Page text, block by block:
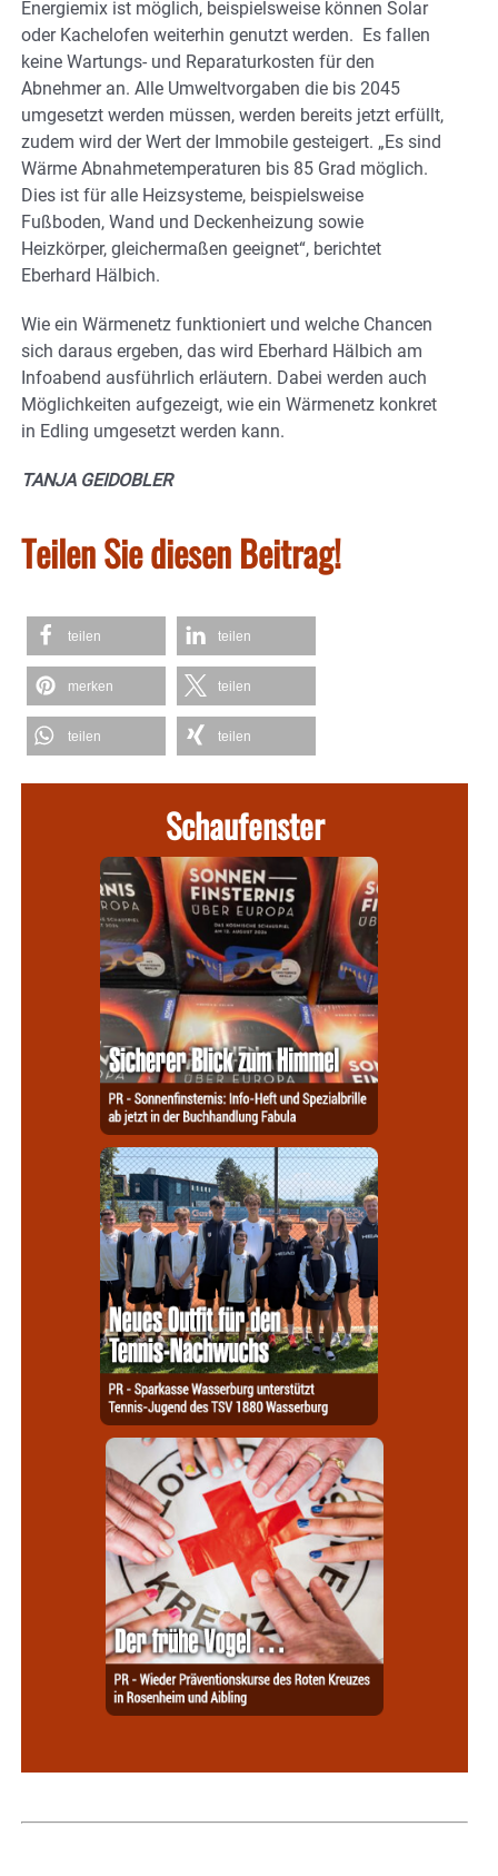
Energiemix ist möglich, beispielsweise können Solar
oder Kachelofen weiterhin genutzt werden. Es fallen
keine Wartungs- und Reparaturkosten für den
Abnehmer an. Alle Umweltvorgaben die bis 2045
umgesetzt werden müssen, werden bereits jetzt erfüllt,
zudem wird der Wert der Immobile gesteigert. „Es sind
Wärme Abnahmetemperaturen bis 85 Grad möglich.
Dies ist für alle Heizsysteme, beispielsweise
Fußboden, Wand und Deckenheizung sowie
Heizkörper, gleichermaßen geeignet“, berichtet
Eberhard Hälbich.
Wie ein Wärmenetz funktioniert und welche Chancen
sich daraus ergeben, das wird Eberhard Hälbich am
Infoabend ausführlich erläutern. Dabei werden auch
Möglichkeiten aufgezeigt, wie ein Wärmenetz konkret
in Edling umgesetzt werden kann.
TANJA GEIDOBLER
Teilen Sie diesen Beitrag!
teilen teilen
merken teilen
teilen teilen
Schaufenster